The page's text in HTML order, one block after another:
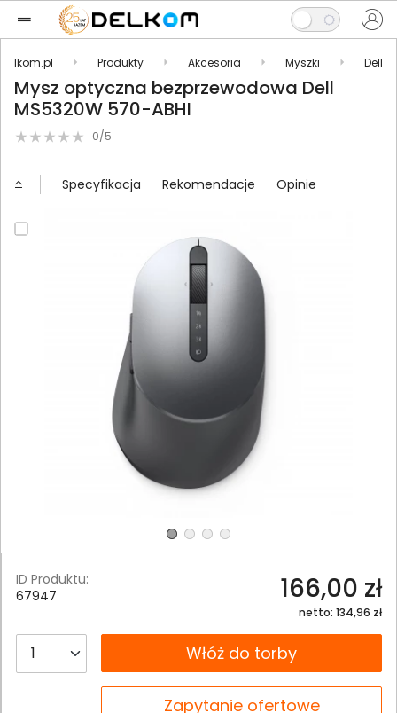
Delkom.pl Produkty Akcesoria Myszki Dell
Mysz optyczna bezprzewodowa Dell
MS5320W 570-ABHI
0/5
Specyfikacja Rekomendacje Opinie
ID Produktu:
67947
166,00 zł
netto: 134,96 zł
__B2C.PRODUCT.QUANTITYWłóż do torby
Zapytanie ofertowe